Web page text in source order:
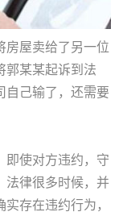
房屋卖给了另一位
郭某某起诉到法
自己输了，还需要
即使对方违约，守
法律很多时候，并
存在违约行为，